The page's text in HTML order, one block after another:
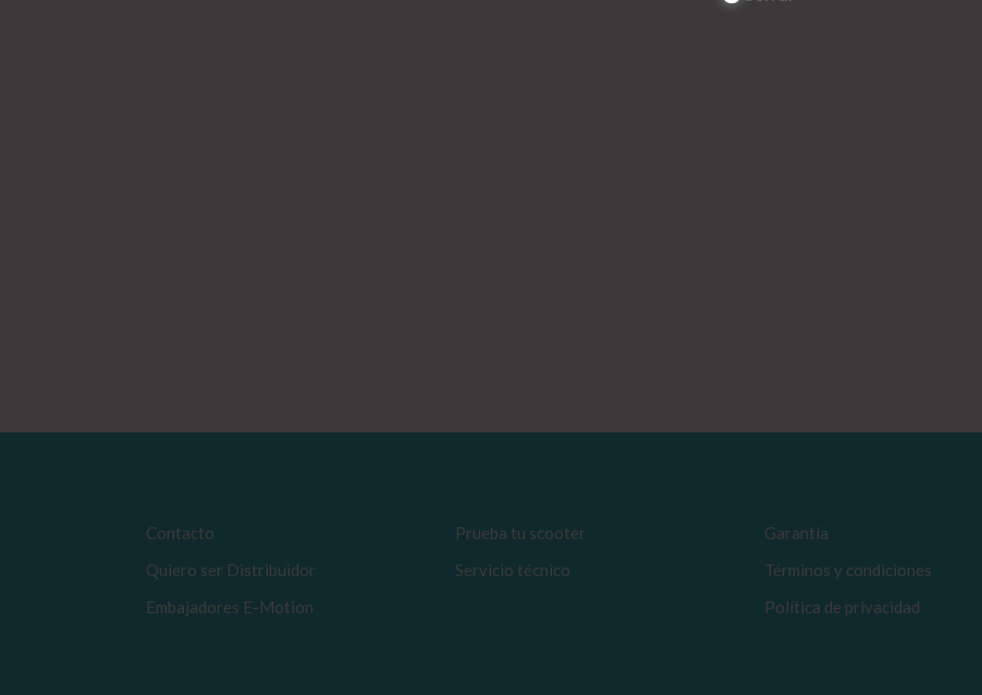
Contacto
Quiero ser Distribuidor
Embajadores E-Motion
Prueba tu scooter
Servicio técnico
Garantía
Términos y condiciones
Política de privacidad